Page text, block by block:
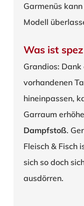
Garmenüs
Modell
Was ist
Grandios:
vorhandenen
hineinpassen,
Garraum
Dampfstoß.
Fleisch & Fisch
sich so doch
ausdörren.